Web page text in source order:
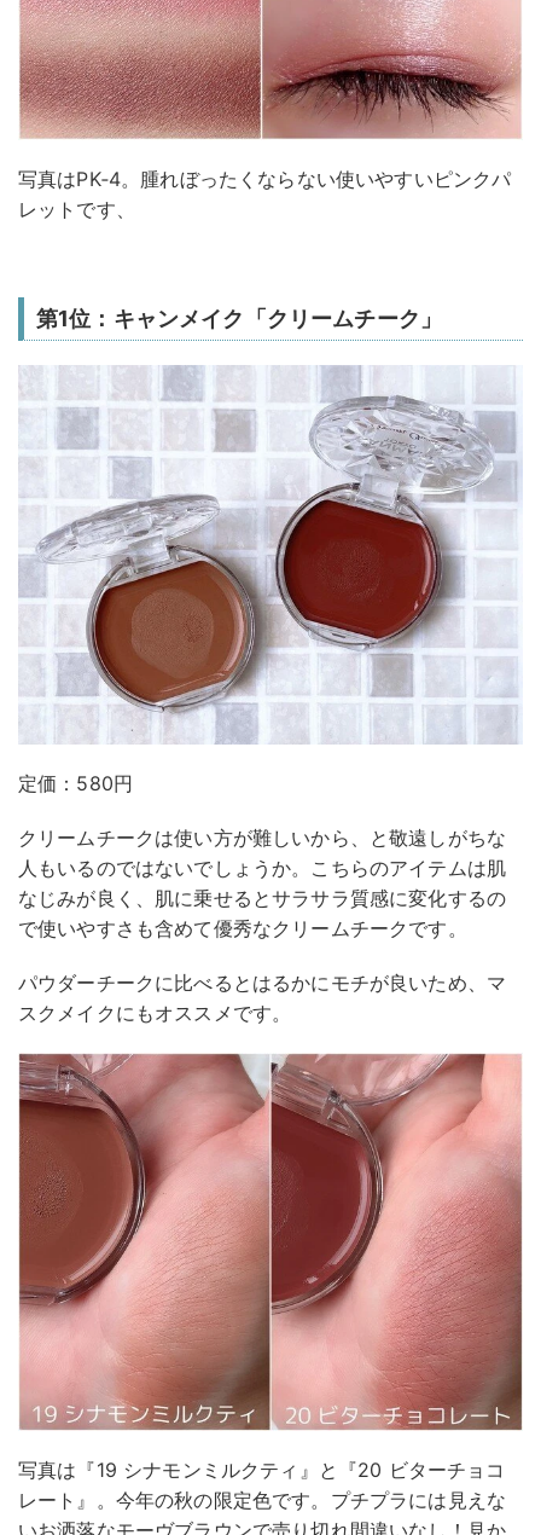
写真はPK‐4。腫れぼったくならない使いやすいピンクパ
レットです、
第1位：キャンメイク「クリームチーク」
定価：580円
クリームチークは使い方が難しいから、と敬遠しがちな
人もいるのではないでしょうか。こちらのアイテムは肌
なじみが良く、肌に乗せるとサラサラ質感に変化するの
で使いやすさも含めて優秀なクリームチークです。
パウダーチークに比べるとはるかにモチが良いため、マ
スクメイクにもオススメです。
写真は『19 シナモンミルクティ』と『20 ビターチョコ
レート』。今年の秋の限定色です。プチプラには見えな